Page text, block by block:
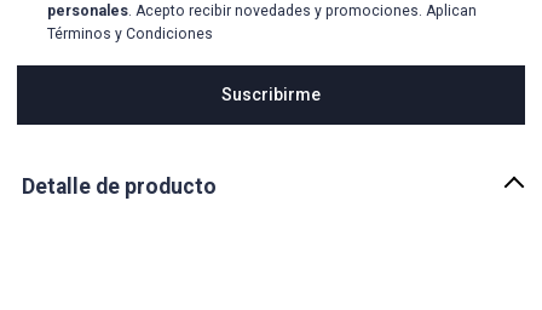
personales. Acepto recibir novedades y promociones. Aplican
Términos y Condiciones
Suscribirme
Detalle de producto